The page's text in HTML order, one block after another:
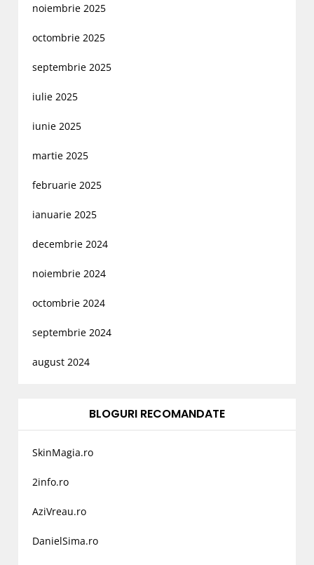
noiembrie 2025
octombrie 2025
septembrie 2025
iulie 2025
iunie 2025
martie 2025
februarie 2025
ianuarie 2025
decembrie 2024
noiembrie 2024
octombrie 2024
septembrie 2024
august 2024
BLOGURI RECOMANDATE
SkinMagia.ro
2info.ro
AziVreau.ro
DanielSima.ro